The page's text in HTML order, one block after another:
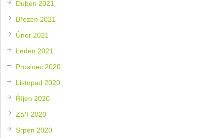
Duben 2021
Březen 2021
Únor 2021
Leden 2021
Prosinec 2020
Listopad 2020
Říjen 2020
Září 2020
Srpen 2020